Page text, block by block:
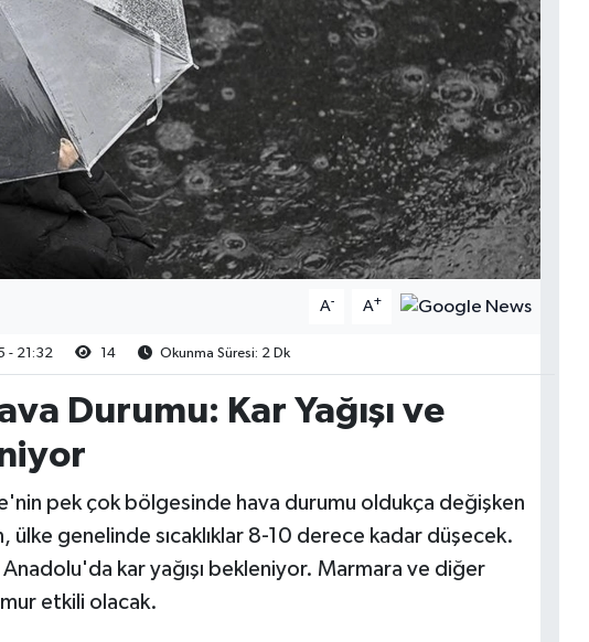
A- A+
- 21:32 14 Okunma Süresi: 2 Dk
Durumu: Kar Yağışı ve
pek çok bölgesinde hava durumu oldukça değişken
genelinde sıcaklıklar 8-10 derece kadar düşecek.
kar yağışı bekleniyor. Marmara ve diğer
etkili olacak.